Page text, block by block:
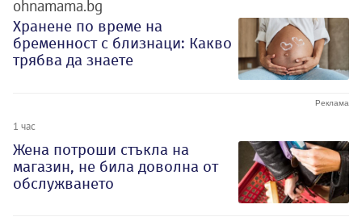
ohnamama.bg
Хранене по време на
бременност с близнаци: Какво
трябва да знаете
1 час
Жена потроши стъкла на
магазин, не била доволна от
обслужването